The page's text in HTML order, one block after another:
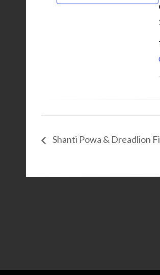
Shanti Powa & Dreadlion